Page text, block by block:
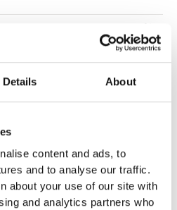
Details About
content and ads, to
and to analyse our traffic.
about your use of our site with
and analytics partners who